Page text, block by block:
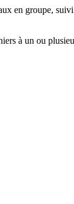
en groupe,
à un ou